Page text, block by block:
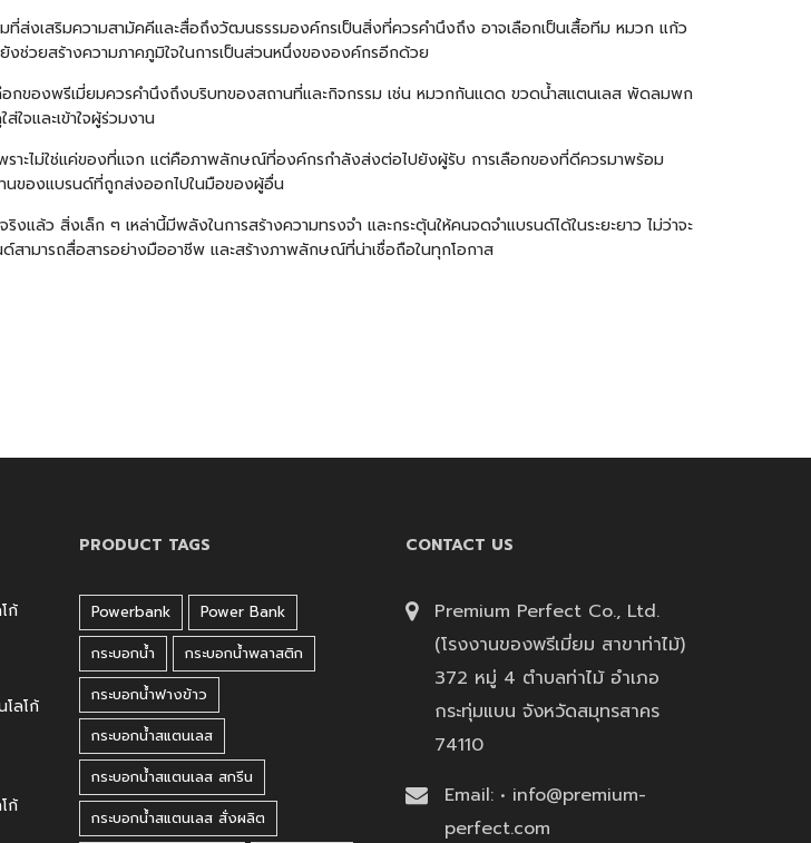
ส่งเสริมความสามัคคีและสื่อถึงวัฒนธรรมองค์กรเป็นสิ่งที่ควรคำนึงถึง อาจเลือกเป็นเสื้อทีม หมวก แก้ว
ช่วยสร้างความภาคภูมิใจในการเป็นส่วนหนึ่งขององค์กรอีกด้วย
กของพรีเมี่ยมควรคำนึงถึงบริบทของสถานที่และกิจกรรม เช่น หมวกกันแดด ขวดน้ำสแตนเลส พัดลมพก
ใจและเข้าใจผู้ร่วมงาน
าะไม่ใช่แค่ของที่แจก แต่คือภาพลักษณ์ที่องค์กรกำลังส่งต่อไปยังผู้รับ การเลือกของที่ดีควรมาพร้อม
นของแบรนด์ที่ถูกส่งออกไปในมือของผู้อื่น
ล้ว สิ่งเล็ก ๆ เหล่านี้มีพลังในการสร้างความทรงจำ และกระตุ้นให้คนจดจำแบรนด์ได้ในระยะยาว ไม่ว่าจะ
สามารถสื่อสารอย่างมืออาชีพ และสร้างภาพลักษณ์ที่น่าเชื่อถือในทุกโอกาส
ก้
ลโก้
ก้
PRODUCT TAGS
Powerbank
Power Bank
กระบอกน้ำ
กระบอกน้ำพลาสติก
กระบอกน้ำฟางข้าว
กระบอกน้ำสแตนเลส
กระบอกน้ำสแตนเลส สกรีน
กระบอกน้ำสแตนเลส สั่งผลิต
CONTACT US
Premium Perfect Co., Ltd.
(โรงงานของพรีเมี่ยม สาขาท่าไม้)
372 หมู่ 4 ตำบลท่าไม้ อำเภอ
กระทุ่มแบน จังหวัดสมุทรสาคร
74110
Email: • info@premium-
perfect.com